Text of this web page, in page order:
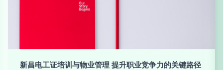
新昌电工证培训与物业管理 提升职业竞争力的关键路径